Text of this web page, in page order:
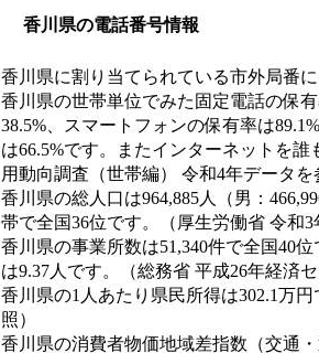
香川県の電話番号情報
香川県に割り当てられている市外局番に
香川県の世帯単位でみた固定電話の保
38.5%、スマートフォンの保有率は
は66.5%です。またインターネットを
用動向調査（世帯編） 令和4年データを
香川県の総人口は964,885人（男：
帯で全国36位です。（厚生労働省 令和3
香川県の事業所数は51,340件で全国40
は9.37人です。（総務省 平成26年経済
香川県の1人あたり県民所得は302.1万
照）
香川県の消費者物価地域差指数（交通